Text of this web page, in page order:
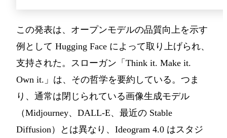
この発表は、オープンモデルの品質向上を示す
例として Hugging Face によって取り上げられ、
支持された。スローガン「Think it. Make it.
Own it.」は、その哲学を要約している。つま
り、通常は閉じられている画像生成モデル
（Midjourney、DALL-E、最近の Stable
Diffusion）とは異なり、Ideogram 4.0 はスタジ